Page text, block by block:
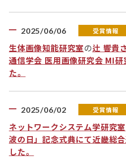
2025/06/06 受賞情報
生体画像知能研究室の辻 響貴
通信学会 医用画像研究会 MI
た。
2025/06/02 受賞情報
ネットワークシステム学研究室
波の日」記念式典にて近畿総
した。